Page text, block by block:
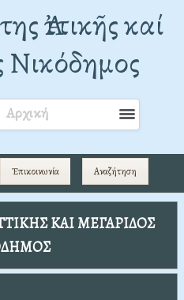
Ἀττικῆς καί
Νικόδημος
Αρχική
Ἐπικοινωνία Αναζήτηση
ΚΑΙ ΜΕΓΑΡΙΔΟΣ